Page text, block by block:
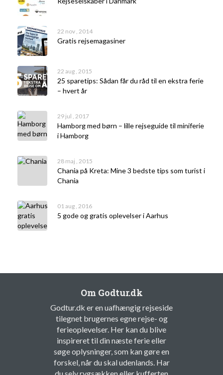
22 nov , 2014
Gratis rejsemagasiner
22 aug , 2015
25 sparetips: Sådan får du råd til en ekstra ferie
– hvert år
29 jul , 2017
Hamborg med børn – lille rejseguide til miniferie
i Hamborg
28 maj , 2015
Chania på Kreta: Mine 3 bedste tips som turist i
Chania
01 aug , 2016
5 gode og gratis oplevelser i Aarhus
Om Godtur.dk
Godtur.dk er en uafhængig rejseside
tilegnet brugernes egne rejse- og
ferieoplevelser. Her kan du blive
inspireret til din næste ferie eller
søge oplysninger, som kan gøre en
forskel, når du skal udenlands. Har